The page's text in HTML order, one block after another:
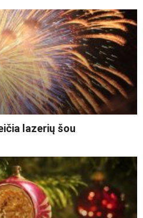
lazerių šou